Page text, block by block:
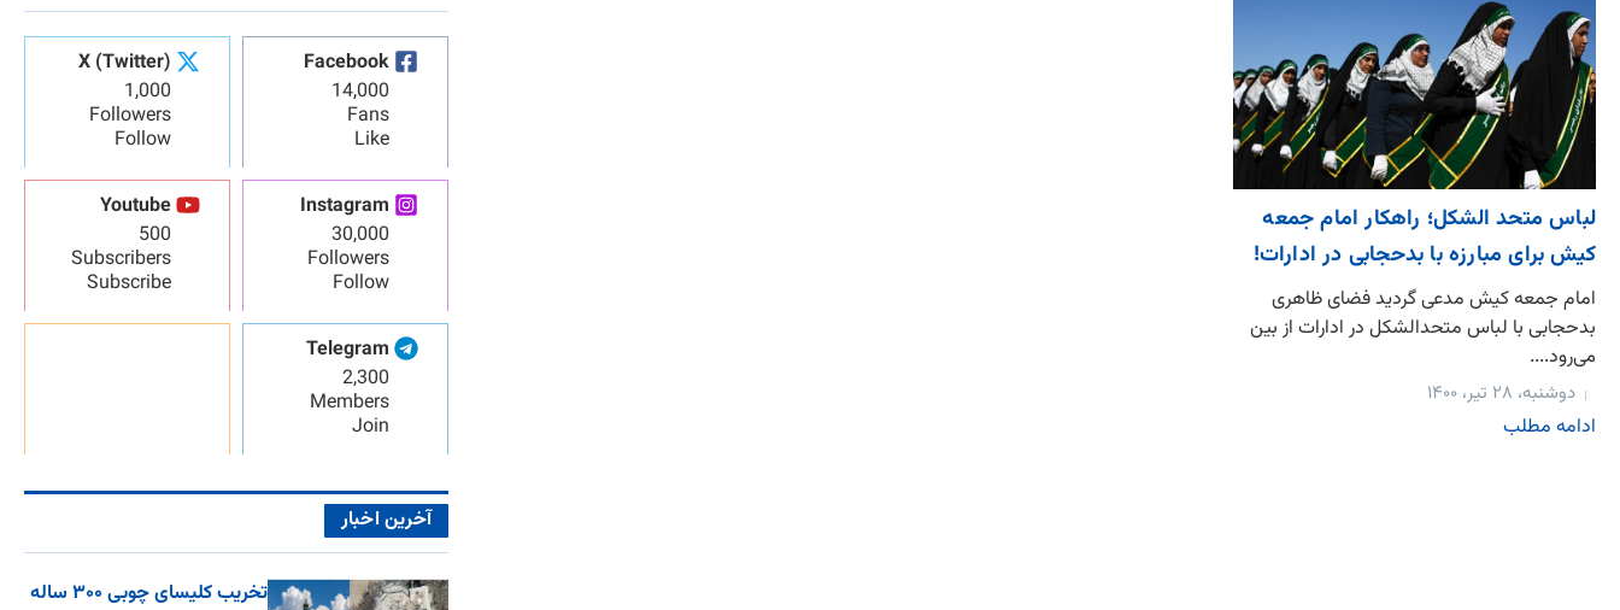
لباس متحد الشکل؛ راهکار امام جمعه
کیش برای مبارزه با بدحجابی در ادارات!
امام جمعه کیش مدعی گردید فضای ظاهری
بدحجابی با لباس متحدالشکل در ادارات از بین
می‌رود....
دوشنبه، ۲۸ تیر، ۱۴۰۰
ادامه مطلب
Facebook
14,000
Fans
Like
X (Twitter)
1,000
Followers
Follow
Instagram
30,000
Followers
Follow
Youtube
500
Subscribers
Subscribe
Telegram
2,300
Members
Join
آخرین اخبار
تخریب کلیسای چوبی ۳۰۰ ساله